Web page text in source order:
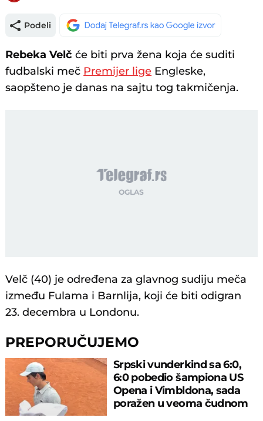
Podeli
Rebeka Velč će biti prva žena koja će suditi
fudbalski meč Premijer lige Engleske,
saopšteno je danas na sajtu tog takmičenja.
Velč (40) je određena za glavnog sudiju meča
između Fulama i Barnlija, koji će biti odigran
23. decembra u Londonu.
PREPORUČUJEMO
Srpski vunderkind sa 6:0,
6:0 pobedio šampiona US
Opena i Vimbldona, sada
poražen u veoma čudnom